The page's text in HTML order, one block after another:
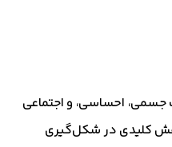
جسمی، احساسی، و اجتماعی
کلیدی در شکل‌گیری